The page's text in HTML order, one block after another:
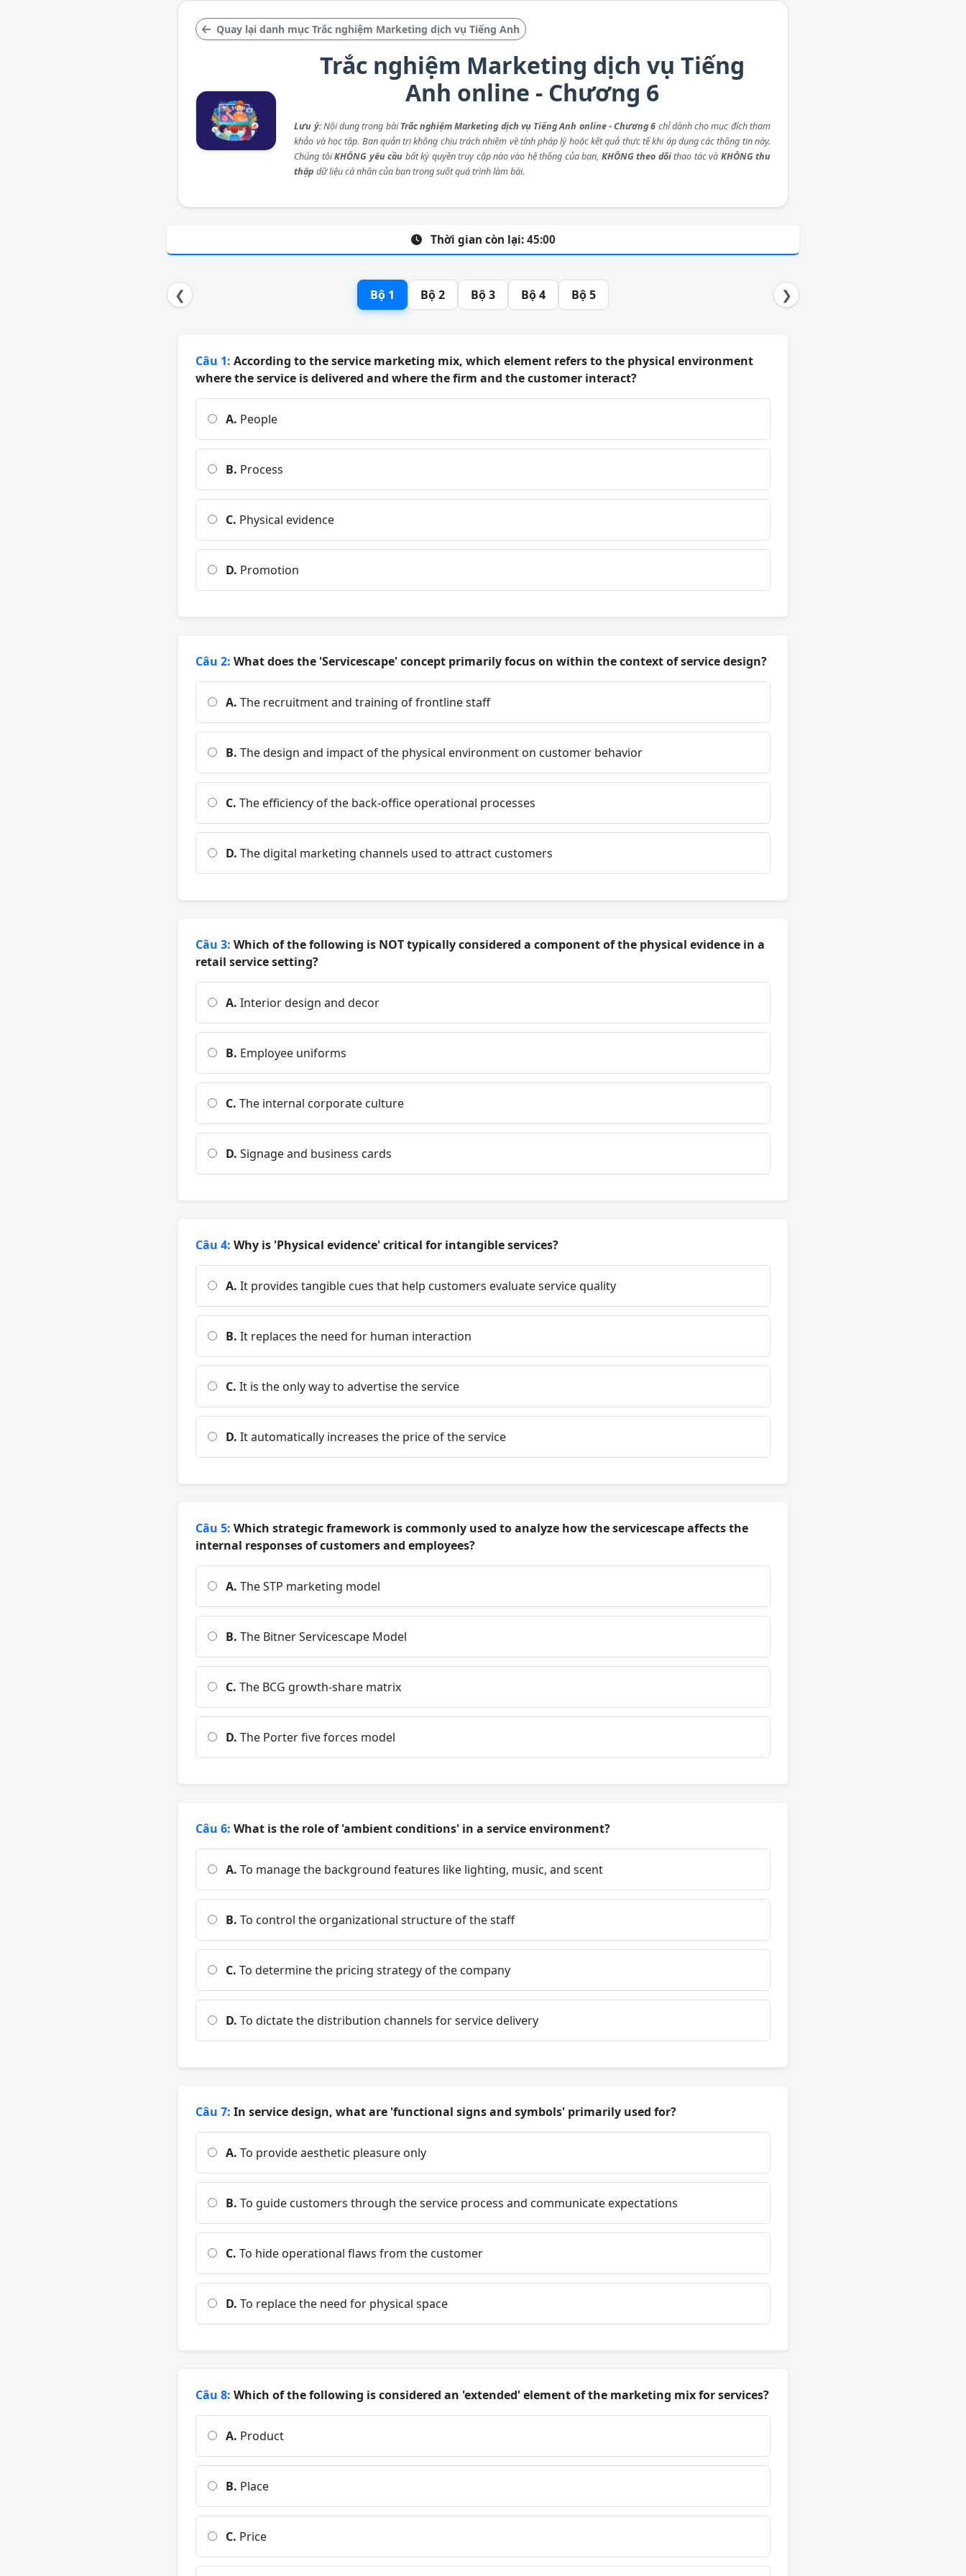
Quay lại danh mục Trắc nghiệm Marketing dịch vụ Tiếng Anh
Trắc nghiệm Marketing dịch vụ Tiếng
Anh online - Chương 6
Lưu ý: Nội dung trong bàiTrắc nghiệm Marketing dịch vụ Tiếng Anh online - Chương 6 chỉ dành cho mục đích tham
khảo và học tập. Ban quản trị không chịu trách nhiệm về tính pháp lý hoặc kết quả thực tế khi áp dụng các thông tin này.
Chúng tôiKHÔNG yêu cầu bất kỳ quyền truy cập nào vào hệ thống của bạn, KHÔNG theo dõithao tác và KHÔNG thu
thập dữ liệu cá nhân của bạn trong suốt quá trình làm bài.
Thời gian còn lại: 45:00
❮ Bộ 1 Bộ 2 Bộ 3 Bộ 4 Bộ 5 ❯
Câu 1: According to the service marketing mix, which element refers to the physical environment
where the service is delivered and where the firm and the customer interact?
A. People
B. Process
C. Physical evidence
D. Promotion
Câu 2: What does the 'Servicescape' concept primarily focus on within the context of service design?
A. The recruitment and training of frontline staff
B. The design and impact of the physical environment on customer behavior
C. The efficiency of the back-office operational processes
D. The digital marketing channels used to attract customers
Câu 3: Which of the following is NOT typically considered a component of the physical evidence in a
retail service setting?
A. Interior design and decor
B. Employee uniforms
C. The internal corporate culture
D. Signage and business cards
Câu 4: Why is 'Physical evidence' critical for intangible services?
A. It provides tangible cues that help customers evaluate service quality
B. It replaces the need for human interaction
C. It is the only way to advertise the service
D. It automatically increases the price of the service
Câu 5: Which strategic framework is commonly used to analyze how the servicescape affects the
internal responses of customers and employees?
A. The STP marketing model
B. The Bitner Servicescape Model
C. The BCG growth-share matrix
D. The Porter five forces model
Câu 6: What is the role of 'ambient conditions' in a service environment?
A. To manage the background features like lighting, music, and scent
B. To control the organizational structure of the staff
C. To determine the pricing strategy of the company
D. To dictate the distribution channels for service delivery
Câu 7: In service design, what are 'functional signs and symbols' primarily used for?
A. To provide aesthetic pleasure only
B. To guide customers through the service process and communicate expectations
C. To hide operational flaws from the customer
D. To replace the need for physical space
Câu 8: Which of the following is considered an 'extended' element of the marketing mix for services?
A. Product
B. Place
C. Price